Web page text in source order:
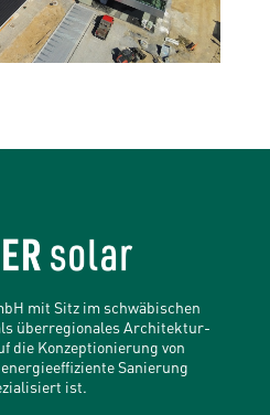
mit Sitz im schwäbischen
überregionales Architektur-
die Konzeptionierung von
Sanierung
ist.